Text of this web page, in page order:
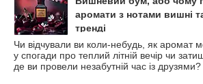
аромати з нотами вишні
тренді
Чи відчували ви коли-небудь, як аромат
у спогади про теплий літній вечір чи
де ви провели незабутній час із друзями?